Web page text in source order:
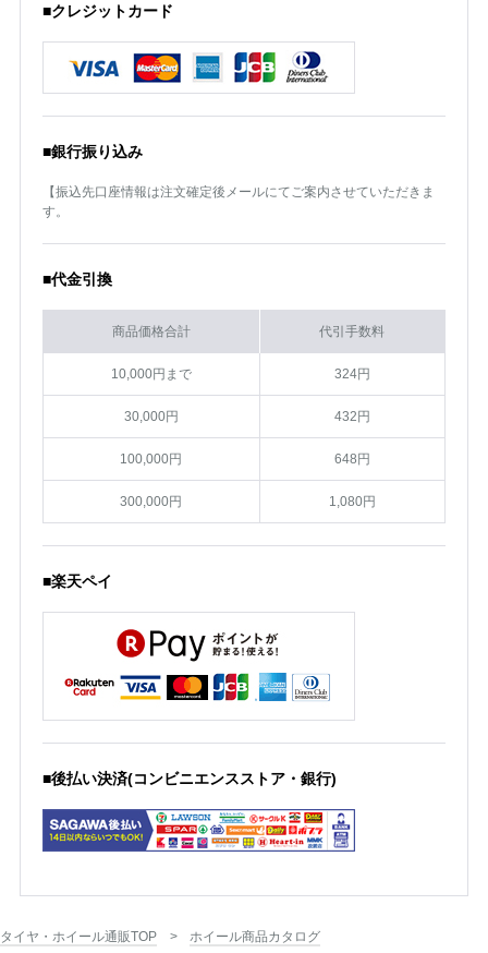
■クレジットカード
■銀行振り込み
【振込先口座情報は注文確定後メールにてご案内させていただきま
す。
■代金引換
商品価格合計 代引手数料
10,000円まで 324円
30,000円 432円
100,000円 648円
300,000円 1,080円
■楽天ペイ
■後払い決済(コンビニエンスストア・銀行)
タイヤ・ホイール通販TOP
ホイール商品カタログ